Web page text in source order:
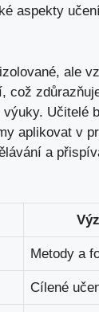
aspekty
ale
což
Učitelé
aplikovat v
a
Metody a
Cílené